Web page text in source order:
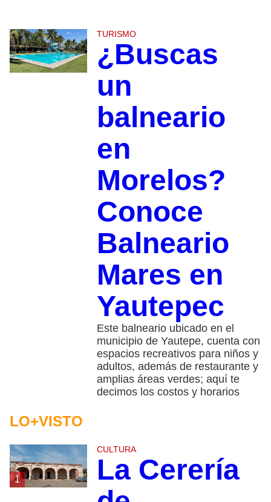
TURISMO
¿Buscas
un
balneario
en
Morelos?
Conoce
Balneario
Mares en
Yautepec
Este balneario ubicado en el
municipio de Yautepe, cuenta con
espacios recreativos para niños y
adultos, además de restaurante y
amplias áreas verdes; aquí te
decimos los costos y horarios
LO+VISTO
1
CULTURA
La Cerería